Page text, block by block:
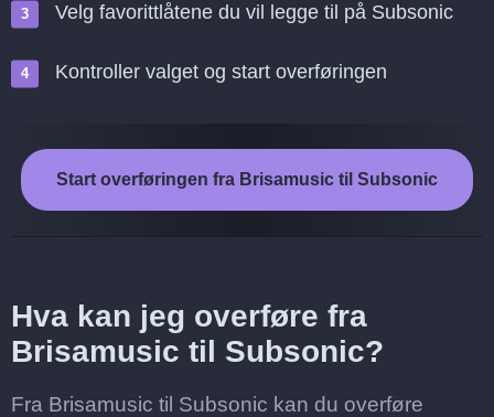
Velg favorittlåtene du vil legge til på Subsonic
Kontroller valget og start overføringen
Start overføringen fra Brisamusic til Subsonic
Hva kan jeg overføre fra
Brisamusic til Subsonic?
Fra Brisamusic til Subsonic kan du overføre